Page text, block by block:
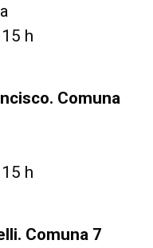
h
Comuna
h
Comuna 7